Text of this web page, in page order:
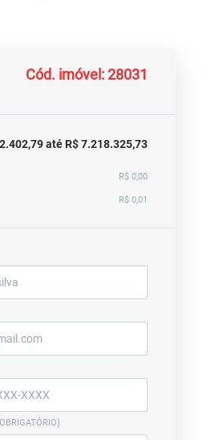
Cód. imóvel: 28031
até R$ 7.218.325,73
R$ 0,00
R$ 0,01